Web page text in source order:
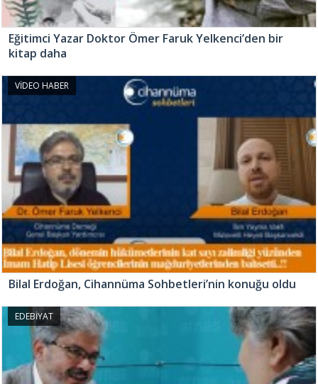
Eğitimci Yazar Doktor Ömer Faruk Yelkenci’den bir
kitap daha
VİDEO HABER
Bilal Erdoğan, Cihannüma Sohbetleri’nin konuğu oldu
EDEBİYAT